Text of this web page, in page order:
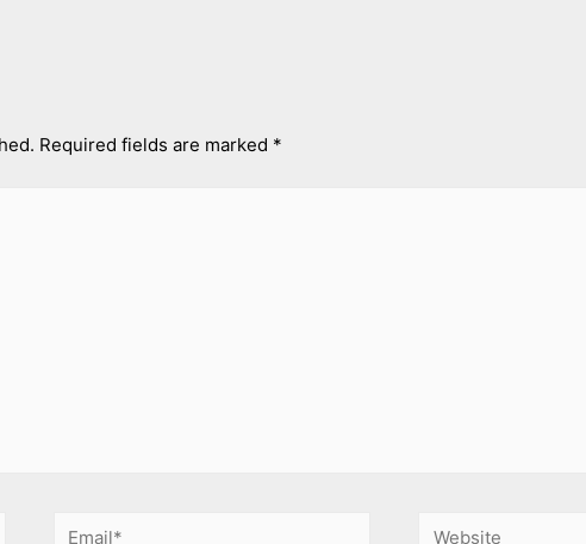
Required fields are marked *